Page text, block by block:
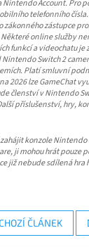
Account. Pro
telefonního
zákonného zástupce
online služby
funkcí a videochatu
Switch 2
Platí smluvní
2026 lze GameChat
členství v Nintendo
příslušenství, hry,
konzole
ji mohou hrát pouze
již nebude sdílená hra
ČLÁNEK